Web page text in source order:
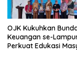
OJK Kukuhkan
Keuangan se-
Perkuat Edukasi